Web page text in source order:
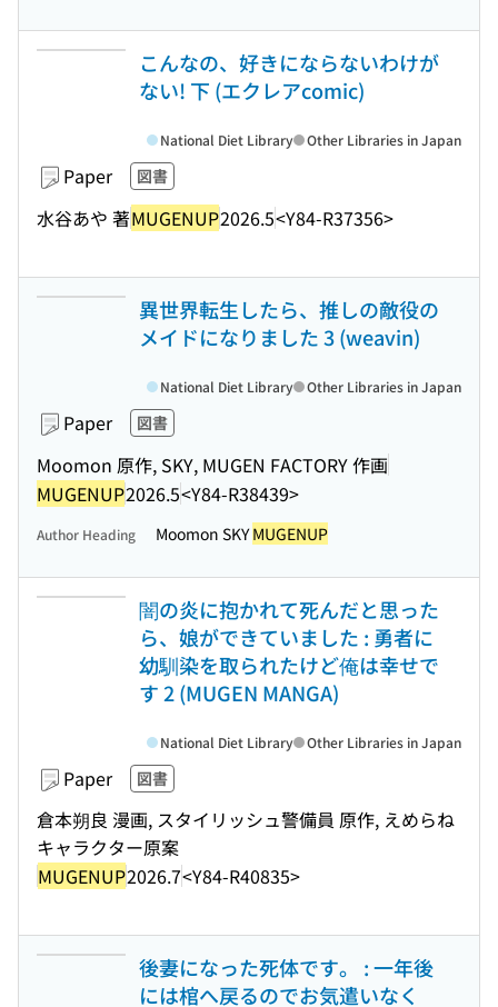
こんなの、好きにならないわけが
ない! 下 (エクレアcomic)
Paper 図書
水谷あや 著MUGENUP2026.5<Y84-R37356>
National Diet Library Other Libraries in Japan
異世界転生したら、推しの敵役の
メイドになりました 3 (weavin)
Paper 図書
Moomon 原作, SKY, MUGEN FACTORY 作画
MUGENUP2026.5<Y84-R38439>
National Diet Library Other Libraries in Japan
Author Heading Moomon SKYMUGENUP
闇の炎に抱かれて死んだと思った
ら、娘ができていました : 勇者に
幼馴染を取られたけど俺は幸せで
す 2 (MUGEN MANGA)
Paper 図書
倉本朔良 漫画, スタイリッシュ警備員 原作, えめらね
キャラクター原案
MUGENUP2026.7<Y84-R40835>
National Diet Library Other Libraries in Japan
後妻になった死体です。 : 一年後
には棺へ戻るのでお気遣いなく